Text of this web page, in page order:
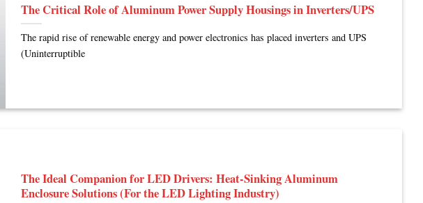
The Critical Role of Aluminum Power Supply Housings in Inverters/UPS
The rapid rise of renewable energy and power electronics has placed inverters and UPS
(Uninterruptible
The Ideal Companion for LED Drivers: Heat-Sinking Aluminum
Enclosure Solutions (For the LED Lighting Industry)